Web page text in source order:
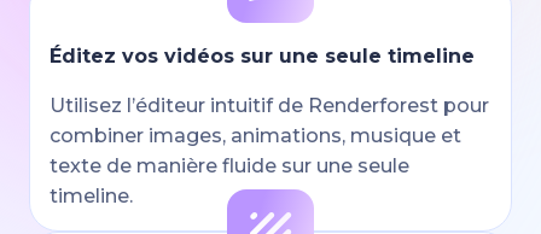
Éditez vos vidéos sur une seule timeline
Utilisez l’éditeur intuitif de Renderforest pour
combiner images, animations, musique et
texte de manière fluide sur une seule
timeline.